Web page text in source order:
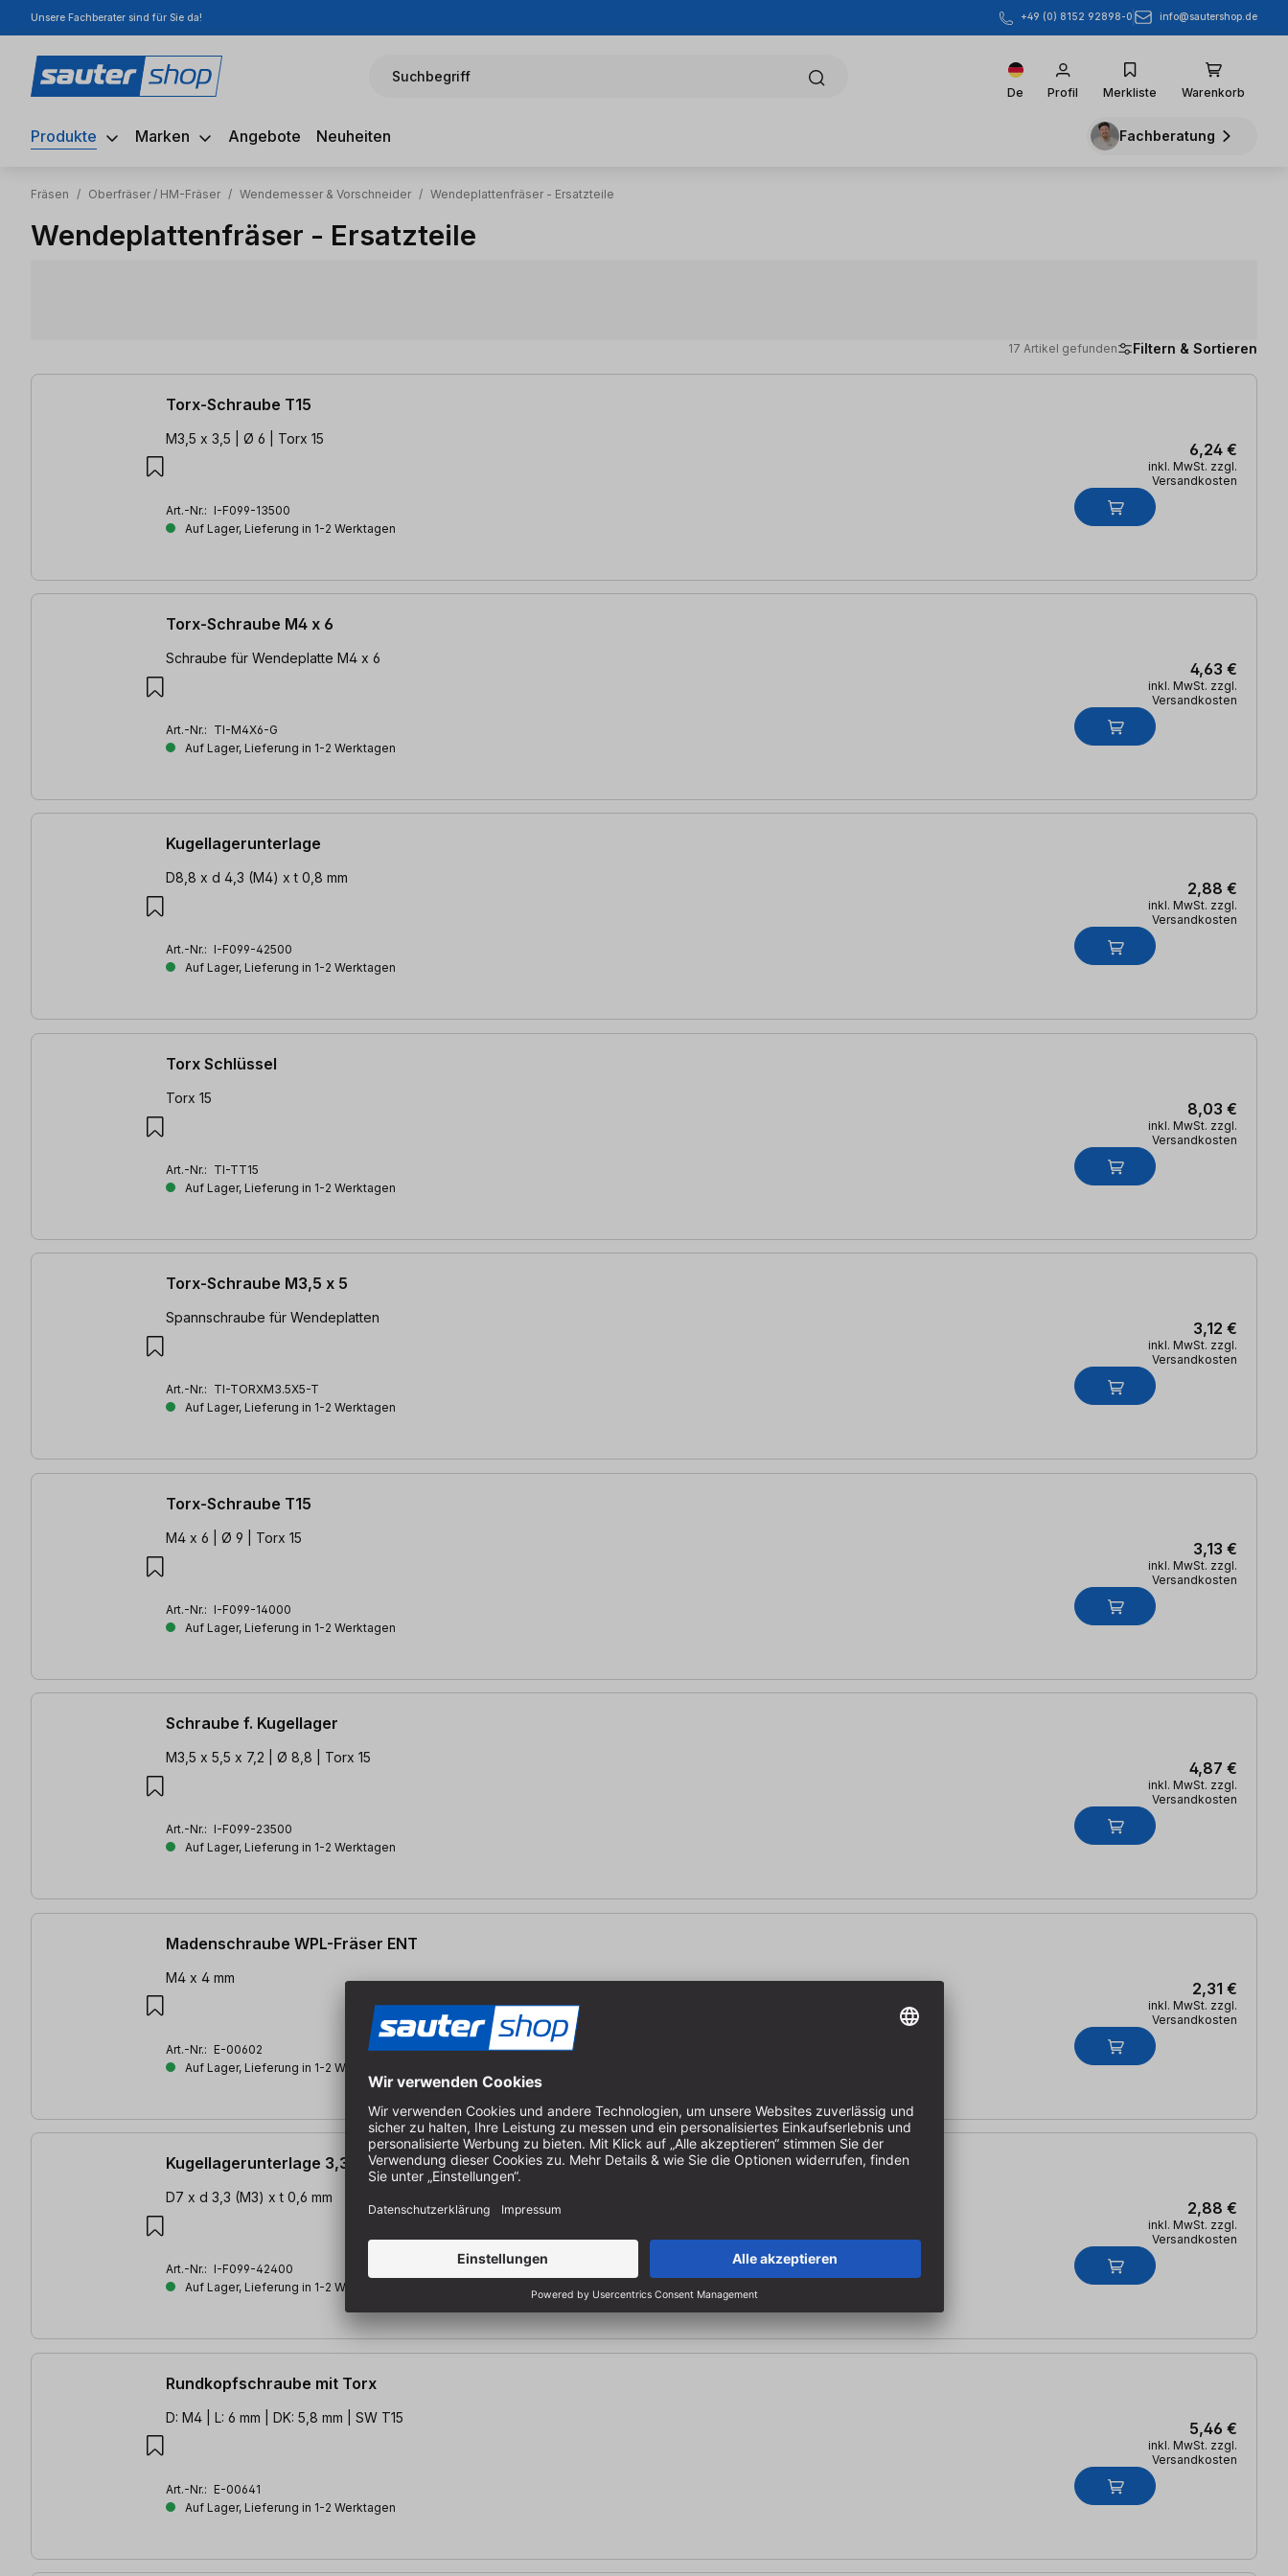
Hauptinhalt springen
Zur Suche springen
Zur Hauptnavigation springen
Unsere Fachberater sind für Sie da! +49 (0) 8152 92898-0 info@sautershop.de
Suchbegriff
De Profil Merkliste Warenkorb
Produkte Marken Angebote Neuheiten Fachberatung
Fräsen / Oberfräser / HM-Fräser / Wendemesser & Vorschneider / Wendeplattenfräser - Ersatzteile
Wendeplattenfräser - Ersatzteile
17 Artikel gefunden Filtern & Sortieren
17 Artikel gefunden
Torx-Schraube T15
M3,5 x 3,5 | Ø 6 | Torx 15
Art.-Nr.: I-F099-13500
Auf Lager, Lieferung in 1-2 Werktagen
6,24 €
inkl. MwSt. zzgl.
Versandkosten
Torx-Schraube M4 x 6
Schraube für Wendeplatte M4 x 6
Art.-Nr.: TI-M4X6-G
Auf Lager, Lieferung in 1-2 Werktagen
4,63 €
inkl. MwSt. zzgl.
Versandkosten
Kugellagerunterlage
D8,8 x d 4,3 (M4) x t 0,8 mm
Art.-Nr.: I-F099-42500
Auf Lager, Lieferung in 1-2 Werktagen
2,88 €
inkl. MwSt. zzgl.
Versandkosten
Torx Schlüssel
Torx 15
Art.-Nr.: TI-TT15
Auf Lager, Lieferung in 1-2 Werktagen
8,03 €
inkl. MwSt. zzgl.
Versandkosten
Torx-Schraube M3,5 x 5
Spannschraube für Wendeplatten
Art.-Nr.: TI-TORXM3.5X5-T
Auf Lager, Lieferung in 1-2 Werktagen
3,12 €
inkl. MwSt. zzgl.
Versandkosten
Torx-Schraube T15
M4 x 6 | Ø 9 | Torx 15
Art.-Nr.: I-F099-14000
Auf Lager, Lieferung in 1-2 Werktagen
3,13 €
inkl. MwSt. zzgl.
Versandkosten
Schraube f. Kugellager
M3,5 x 5,5 x 7,2 | Ø 8,8 | Torx 15
Art.-Nr.: I-F099-23500
Auf Lager, Lieferung in 1-2 Werktagen
4,87 €
inkl. MwSt. zzgl.
Versandkosten
Madenschraube WPL-Fräser ENT
M4 x 4 mm
Art.-Nr.: E-00602
Auf Lager, Lieferung in 1-2 Werktagen
2,31 €
inkl. MwSt. zzgl.
Versandkosten
Kugellagerunterlage 3,3 mm
D7 x d 3,3 (M3) x t 0,6 mm
Art.-Nr.: I-F099-42400
Auf Lager, Lieferung in 1-2 Werktagen
2,88 €
inkl. MwSt. zzgl.
Versandkosten
Rundkopfschraube mit Torx
D: M4 | L: 6 mm | DK: 5,8 mm | SW T15
Art.-Nr.: E-00641
Auf Lager, Lieferung in 1-2 Werktagen
5,46 €
inkl. MwSt. zzgl.
Versandkosten